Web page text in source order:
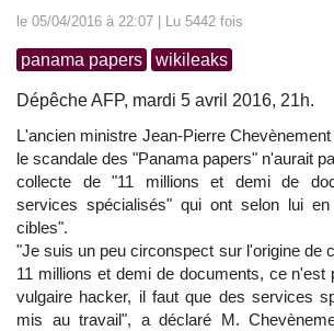
le 05/04/2016 à 22:07 | Lu 5442 fois
panama papers wikileaks
Dépêche AFP, mardi 5 avril 2016, 21h.
L'ancien ministre Jean-Pierre
le scandale des "Panama papers" n'aurait
collecte de "11 millions et demi de
services spécialisés" qui ont selon lui
cibles".
"Je suis un peu circonspect sur l'origine de
11 millions et demi de documents, ce n'est
vulgaire hacker, il faut que des services
mis au travail", a déclaré M.